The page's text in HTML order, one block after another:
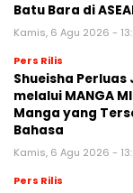
Batu Bara di
Kamis, 6 Agu 2026 -
Pers Rilis
Shueisha
melalui MANGA
Manga yang
Bahasa
Kamis, 6 Agu 2026 -
Pers Rilis